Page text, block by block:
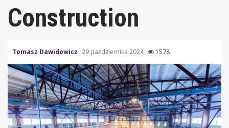
Construction
Tomasz Dawidowicz 29 października 2024 1578